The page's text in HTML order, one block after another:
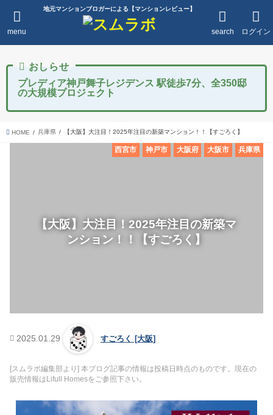
地元マンションブロガーによる【マンションレビュー】
ログイン
search
menu
プレディア神戸舞子レジデンス 駅徒歩7分、全350邸
の大規模プロジェクト
HOME 兵庫県 【大阪】大注目！2025年注目の新築マンション！！【すごろく】
【大阪】大注目！2025年注目の新築マ
ンション！！【すごろく】
兵庫県
大阪市
大阪府
神戸市
西宮市
2025.01.29 すごろく [大阪]
[スムラボ編集部より] 本ブログ記事の情報は投稿日時点のものです。現在の
販売情報はLifull Homesをご参照下さい。